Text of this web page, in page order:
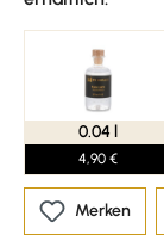
0.04 l
4,90 €
Merken